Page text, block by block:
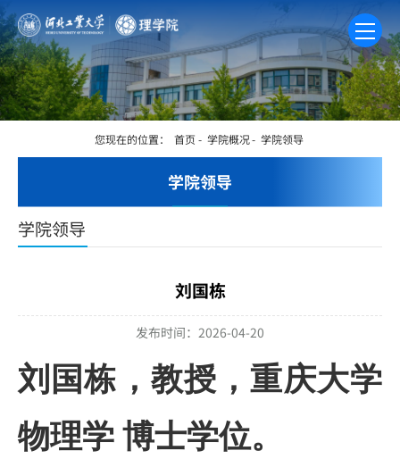
学院领导
您现在的位置： 首页 - 学院概况- 学院领导
学院领导
刘国栋
发布时间：2026-04-20
刘国栋，教授，重庆大学
物理学 博士学位。